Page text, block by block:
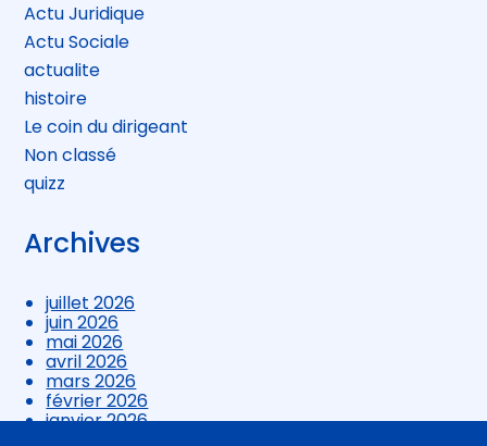
Actu Juridique
Actu Sociale
actualite
histoire
Le coin du dirigeant
Non classé
quizz
Archives
juillet 2026
juin 2026
mai 2026
avril 2026
mars 2026
février 2026
janvier 2026